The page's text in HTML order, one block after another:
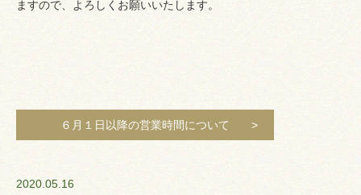
ますので、よろしくお願いいたします。
６月１日以降の営業時間について
2020.05.16